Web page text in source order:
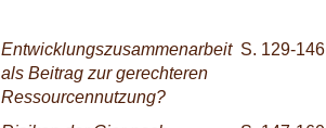
Entwicklungszusammenarbeit
als Beitrag zur gerechteren
Ressourcennutzung?
S. 129-146